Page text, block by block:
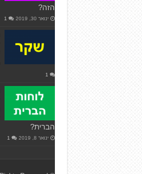
הזה?
ינואר 30, 2019 1
1
הברית?
ינואר 8, 2019 1